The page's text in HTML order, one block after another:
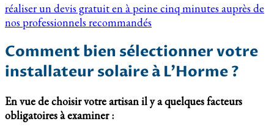
réaliser un devis gratuit en à peine cinq minutes auprès de
nos professionnels recommandés
Comment bien sélectionner votre
installateur solaire à L’Horme ?
En vue de choisir votre artisan il y a quelques facteurs
obligatoires à examiner :